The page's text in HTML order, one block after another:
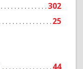
302
25
44